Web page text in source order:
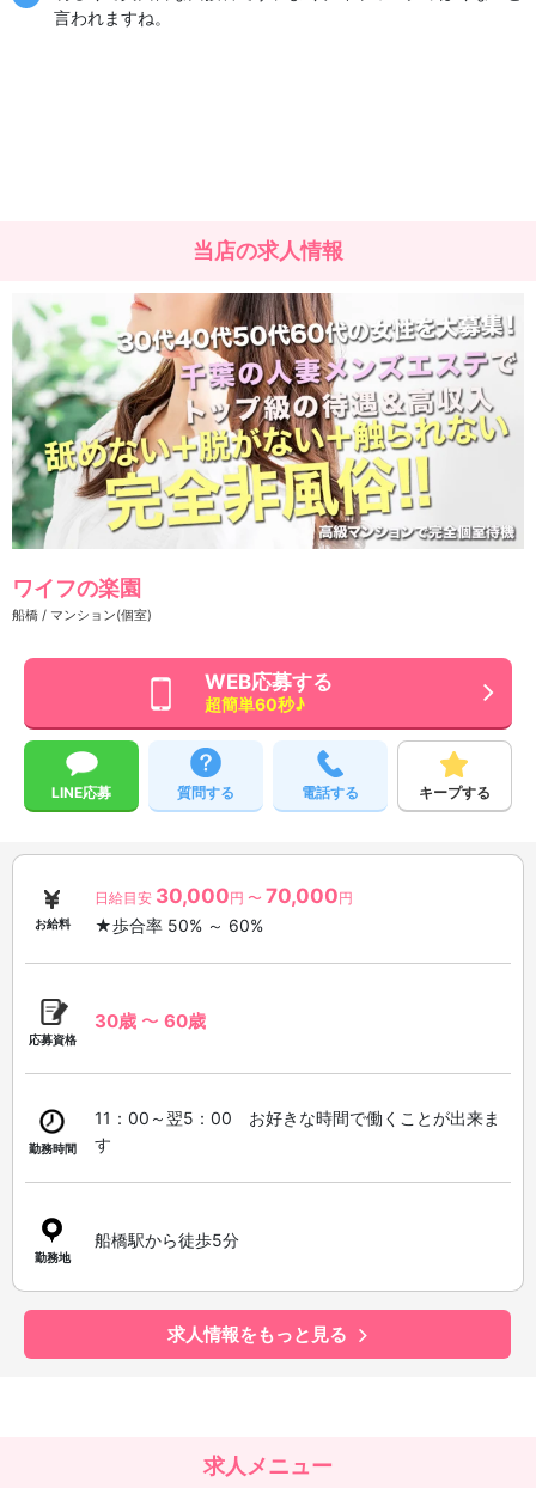
言われますね。
当店の求人情報
ワイフの楽園
船橋 / マンション(個室)
WEB応募する
超簡単60秒♪
LINE応募 質問する 電話する キープする
お給料
日給目安 30,000円 〜 70,000円
★歩合率 50% ～ 60%
応募資格
30歳〜 60歳
勤務時間
11：00～翌5：00 お好きな時間で働くことが出来ま
す
勤務地
船橋駅から徒歩5分
求人情報をもっと見る
求人メニュー